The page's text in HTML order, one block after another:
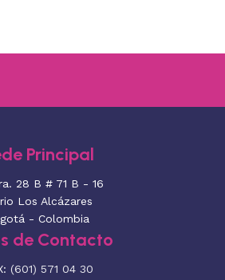
Principal
28 B # 71 B - 16
Los Alcázares
- Colombia
de Contacto
(601) 571 04 30